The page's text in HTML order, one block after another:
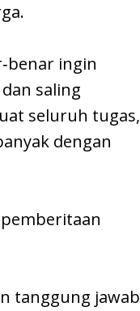
ingin
saling
seluruh tugas,
dengan
tanggung jawab